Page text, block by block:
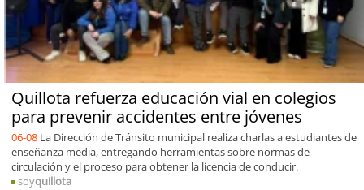
Quillota refuerza educación vial en colegios
para prevenir accidentes entre jóvenes
06-08 La Dirección de Tránsito municipal realiza charlas a estudiantes de
enseñanza media, entregando herramientas sobre normas de
circulación y el proceso para obtener la licencia de conducir.
soyquillota